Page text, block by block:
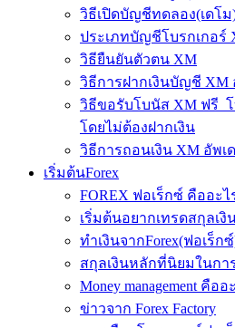
วิธีเปิดบัญชีทดลอง(เดโม
ประเภทบัญชีโบรกเกอร์
วิธียืนยันตัวตน XM
วิธีการฝากเงินบัญชี XM
วิธีขอรับโบนัส XM ฟรี
โดยไม่ต้องฝากเงิน
วิธีการถอนเงิน XM อัพเ
เริ่มต้นForex
FOREX ฟอเร็กซ์ คืออะไ
เริ่มต้นอยากเทรดสกุลเงิ
ทำเงินจากForex(ฟอเร็ก
สกุลเงินหลักที่นิยมในกา
Money management คืออ
ข่าวจาก Forex Factory